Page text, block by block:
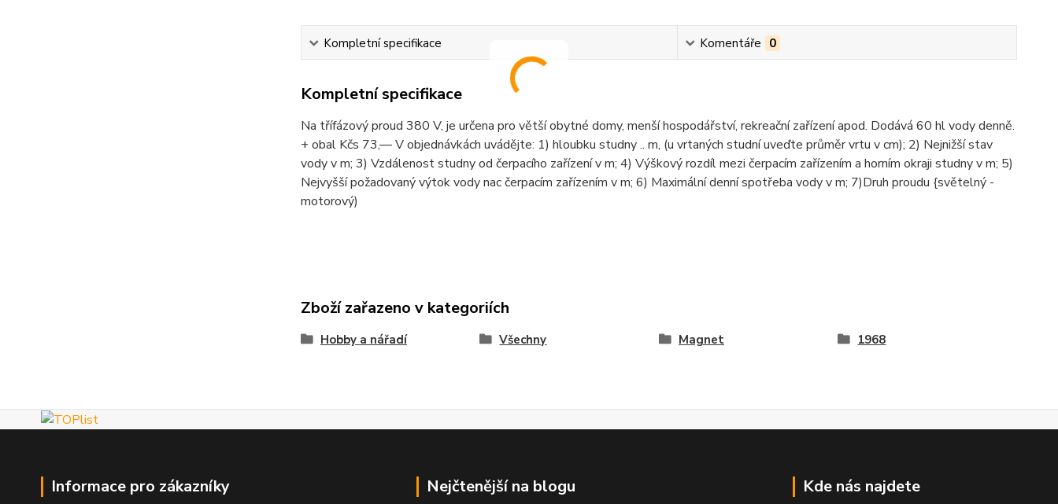
Kompletní specifikace Komentáře 0
Kompletní specifikace
Na třífázový proud 380 V, je určena pro větší obytné domy, menší hospodářství, rekreační zařízení apod. Dodává 60 hl vody denně.
+ obal Kčs 73,— V objednávkách uvádějte: 1) hloubku studny .. m, (u vrtaných studní uveďte průměr vrtu v cm); 2) Nejnižší stav
vody v m; 3) Vzdálenost studny od čerpacího zařízení v m; 4) Výškový rozdíl mezi čerpacím zařízením a horním okraji studny v m; 5)
Nejvyšší požadovaný výtok vody nac čerpacím zařízením v m; 6) Maximální denní spotřeba vody v m; 7)Druh proudu {světelný -
motorový)
Zboží zařazeno v kategoriích
Hobby a nářadí Všechny Magnet 1968
Informace pro zákazníky Nejčtenější na blogu Kde nás najdete